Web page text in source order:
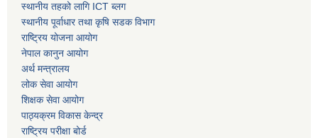
स्थानीय तहको लागि ICT ब्लग
स्थानीय पूर्वाधार तथा कृषि सडक विभाग
राष्ट्रिय योजना आयोग
नेपाल कानुन आयोग
अर्थ मन्त्रालय
लोक सेवा आयोग
शिक्षक सेवा आयोग
पाठ्यक्रम विकास केन्द्र
राष्ट्रिय परीक्षा बोर्ड